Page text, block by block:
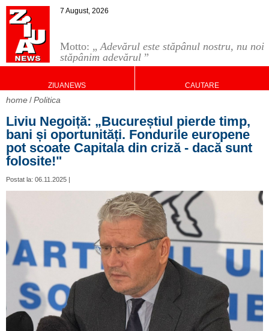
Motto: „Adevărul este stăpânul nostru, nu noi
stăpânim adevărul ”
7 August, 2026
ZIUANEWS CAUTARE
home Politica
Liviu Negoiță: „Bucureștiul pierde timp,
bani și oportunități. Fondurile europene
pot scoate Capitala din criză - dacă sunt
folosite!"
Postat la: 06.11.2025 |